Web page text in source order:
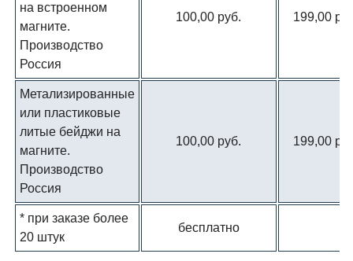
на встроенном
магните.
Производство
Россия
100,00 руб. 199,00
Метализированные
или пластиковые
литые бейджи на
магните.
Производство
Россия
100,00 руб. 199,00
* при заказе более
20 штук
бесплатно